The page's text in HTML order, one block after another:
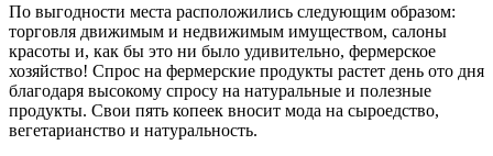
По выгодности места расположились следующим образом:
торговля движимым и недвижимым имуществом, салоны
красоты и, как бы это ни было удивительно, фермерское
хозяйство! Спрос на фермерские продукты растет день ото дня
благодаря высокому спросу на натуральные и полезные
продукты. Свои пять копеек вносит мода на сыроедство,
вегетарианство и натуральность.